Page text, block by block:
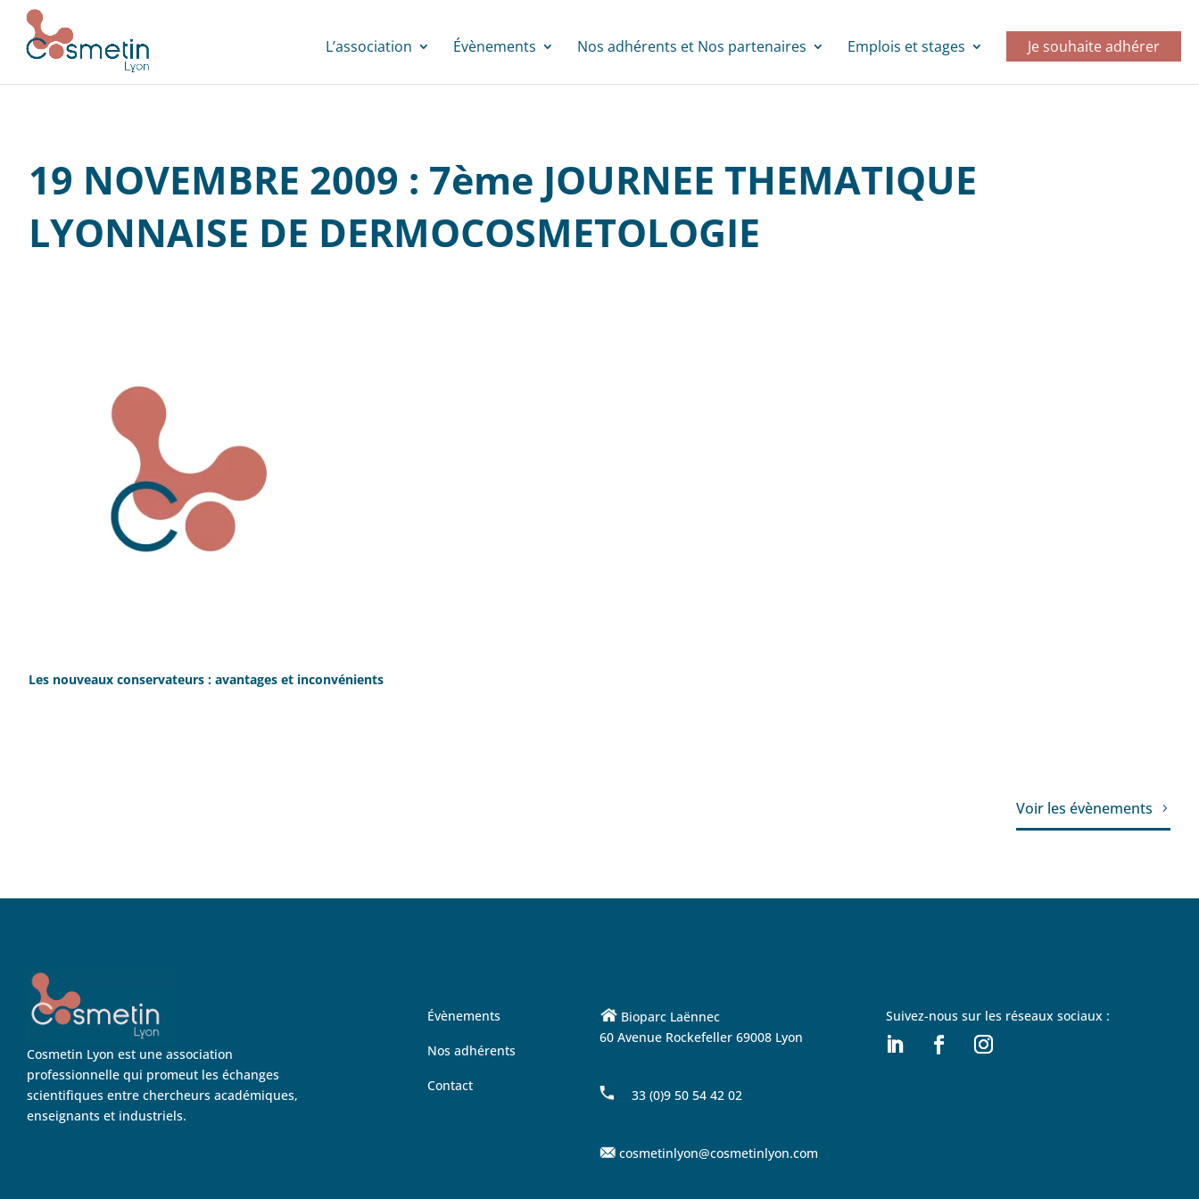
L’association Évènements Nos adhérents et Nos partenaires Emplois et stages Je souhaite adhérer
19 NOVEMBRE 2009 : 7ème JOURNEE THEMATIQUE
LYONNAISE DE DERMOCOSMETOLOGIE
Les nouveaux conservateurs : avantages et inconvénients
Voir les évènements
Cosmetin Lyon est une association
professionnelle qui promeut les échanges
scientifiques entre chercheurs académiques,
enseignants et industriels.
Évènements
Nos adhérents
Contact
Bioparc Laënnec
60 Avenue Rockefeller 69008 Lyon
33 (0)9 50 54 42 02
cosmetinlyon@cosmetinlyon.com
Suivez-nous sur les réseaux sociaux :